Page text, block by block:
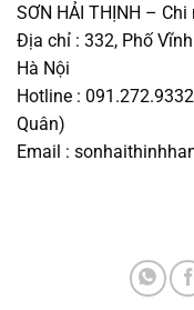
SƠN HẢI THỊNH –
Địa chỉ : 332, Phố
Hà Nội
Hotline :
Quân)
Email :